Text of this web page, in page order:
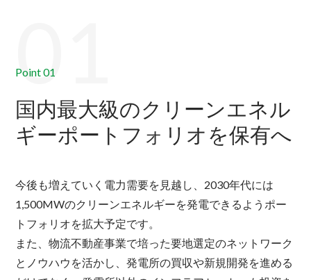
01
Point 01
国内最大級のクリーンエネル
ギーポートフォリオを保有へ
今後も増えていく電力需要を見越し、2030年代には
1,500MWのクリーンエネルギーを発電できるようポー
トフォリオを拡大予定です。
また、物流不動産事業で培った要地選定のネットワーク
とノウハウを活かし、発電所の買収や新規開発を進める